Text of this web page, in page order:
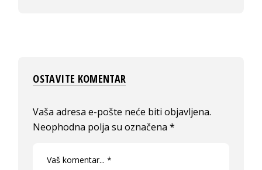
OSTAVITE KOMENTAR
Vaša adresa e-pošte neće biti objavljena.
Neophodna polja su označena*